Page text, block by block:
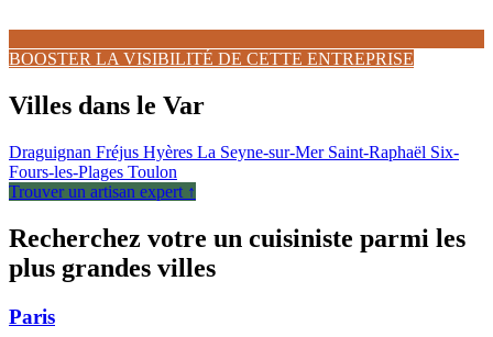
BOOSTER LA VISIBILITÉ DE CETTE ENTREPRISE
Villes dans le Var
Draguignan Fréjus Hyères La Seyne-sur-Mer Saint-Raphaël Six-
Fours-les-Plages Toulon
Trouver un artisan expert ↑
Recherchez votre un cuisiniste parmi les
plus grandes villes
Paris